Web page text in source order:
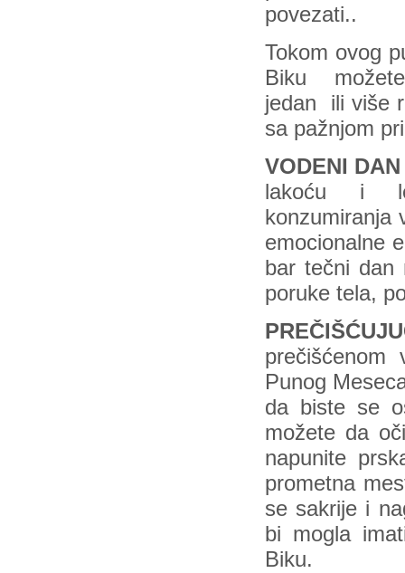
povezati..
Tokom ovog
Biku
jedan ili više
sa pažnjom
VODENI
lakoću i
konzumiranja
emocionalne
bar tečni dan
poruke tela,
Punog
da biste se
možete da
napunite
prometna
se sakrije i
bi mogla
Biku.